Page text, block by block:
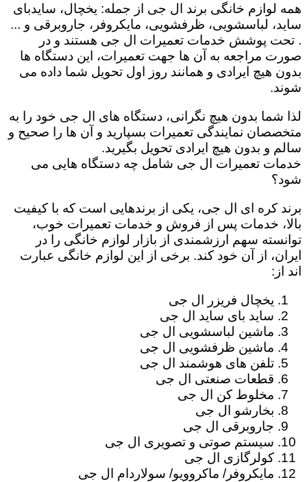
همه لوازم خانگی برند ال جی از جمله: یخچال، سایدبای
ساید، لباسشویی، ظرفشویی، مایکروفر، جاروبرقی و ...
. تحت پوشش خدمات تعمیرات ال جی هستند و در
صورت مراجعه به آن ها جهت تعمیرات، این دستگاه ها
بدون هیچ ایرادی و همانند روز اول تحویل شما داده می
شوند.
لذا شما بدون هیچ نگرانی، دستگاه های ال جی خود را به
متخصصان نمایندگی تعمیرات بسپارید و آن ها را صحیح و
سالم و بدون هیچ ایرادی تحویل بگیرید.
خدمات تعمیرات ال جی شامل چه دستگاه هایی می
شود؟
برند کره ای ال جی، یکی از برندهایی است که با کیفیت
بالا، خدمات پس از فروش و خدمات تعمیرات خوب،
توانسته سهم ارزشمندی از بازار لوازم خانگی را در
ایران، از آن خود کند. برخی از این لوازم خانگی عبارت
اند از:
یخچال فریزر ال جی
ساید بای ساید ال جی
ماشین لباسشویی ال جی
ماشین ظرفشویی ال جی
تلفن های هوشمند ال جی
قطعات صنعتی ال جی
مخلوط کن ال جی
بخارشو ال جی
جاروبرقی ال جی
سیستم صوتی و تصویری ال جی
کولرگازی ال جی
مایکروفر/ ماکروویو/ سولاردام ال جی